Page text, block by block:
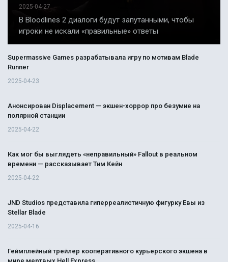
2025-04-27
В Bloodlines 2 диалоги будут запутанными, чтобы
игроки не искали «правильные» ответы
Supermassive Games разрабатывала игру по мотивам Blade
Runner
2025-04-23
Анонсирован Displacement — экшен-хоррор про безумие на
полярной станции
2025-04-22
Как мог бы выглядеть «неправильный» Fallout в реальном
времени — рассказывает Тим Кейн
2025-04-22
JND Studios представила гиперреалистичную фигурку Евы из
Stellar Blade
2025-04-16
Геймплейный трейлер кооперативного курьерского экшена в